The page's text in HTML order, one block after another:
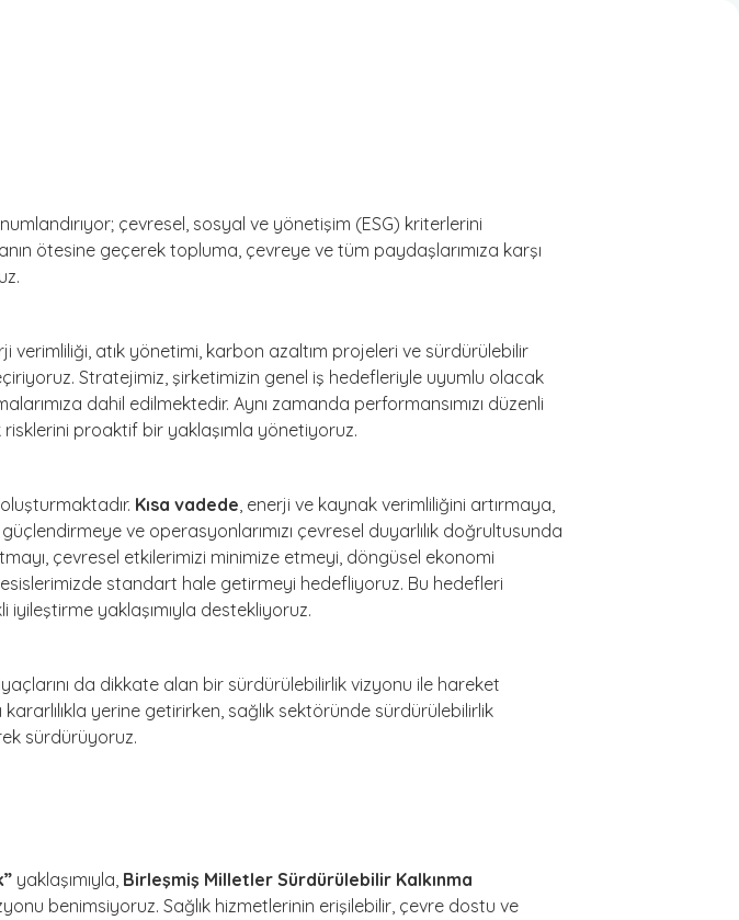
çevresel, sosyal ve yönetişim (ESG) kriterlerini
ötesine geçerek topluma, çevreye ve tüm paydaşlarımıza karşı
atık yönetimi, karbon azaltım projeleri ve sürdürülebilir
Stratejimiz, şirketimizin genel iş hedefleriyle uyumlu olacak
dahil edilmektedir. Aynı zamanda performansımızı düzenli
proaktif bir yaklaşımla yönetiyoruz.
Kısa vadede, enerji ve kaynak verimliliğini artırmaya,
ve operasyonlarımızı çevresel duyarlılık doğrultusunda
çevresel etkilerimizi minimize etmeyi, döngüsel ekonomi
standart hale getirmeyi hedefliyoruz. Bu hedefleri
yaklaşımıyla destekliyoruz.
da dikkate alan bir sürdürülebilirlik vizyonu ile hareket
yerine getirirken, sağlık sektöründe sürdürülebilirlik
sürdürüyoruz.
yaklaşımıyla, Birleşmiş Milletler Sürdürülebilir Kalkınma
benimsiyoruz. Sağlık hizmetlerinin erişilebilir, çevre dostu ve